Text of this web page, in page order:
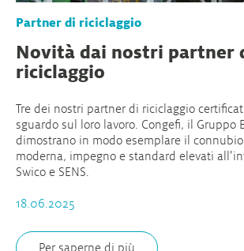
Partner di riciclaggio
Novità dai nostri partner
riciclaggio
Tre dei nostri partner di riciclaggio
sguardo sul loro lavoro. Congefi, il Gruppo
dimostrano in modo esemplare il
moderna, impegno e standard elevati
Swico e SENS.
18.06.2025
Per saperne di più